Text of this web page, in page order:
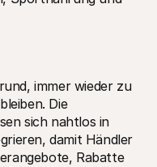
immer wieder zu
Die
sich nahtlos in
damit Händler
Rabatte